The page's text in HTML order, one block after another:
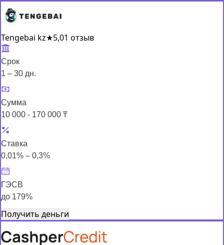
Tengebai kz★5,01 отзыв
Срок
1 – 30 дн.
Сумма
10 000 - 170 000 ₸
Ставка
0,01% – 0,3%
ГЭСВ
до 179%
Получить деньги